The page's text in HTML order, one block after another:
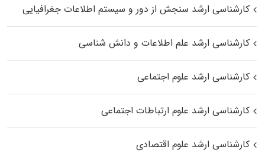
کارشناسی ارشد سنجش از دور و سیستم اطلاعات جغرافیایی
کارشناسی ارشد علم اطلاعات و دانش شناسی
کارشناسی ارشد علوم اجتماعی
کارشناسی ارشد علوم ارتباطات اجتماعی
کارشناسی ارشد علوم اقتصادی